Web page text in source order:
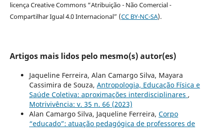
licença Creative Commons “Atribuição - Não Comercial -
Compartilhar Igual 4.0 Internacional” (CC BY-NC-SA).
Artigos mais lidos pelo mesmo(s) autor(es)
Jaqueline Ferreira, Alan Camargo Silva, Mayara
Cassimira de Souza, Antropologia, Educação Física e
Saúde Coletiva: aproximações interdisciplinares ,
Motrivivência: v. 35 n. 66 (2023)
Alan Camargo Silva, Jaqueline Ferreira, Corpo
“educado”: atuação pedagógica de professores de